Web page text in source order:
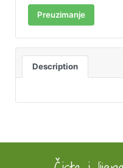
Preuzimanje
Description